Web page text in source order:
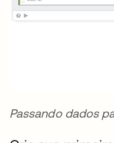
Passando dados